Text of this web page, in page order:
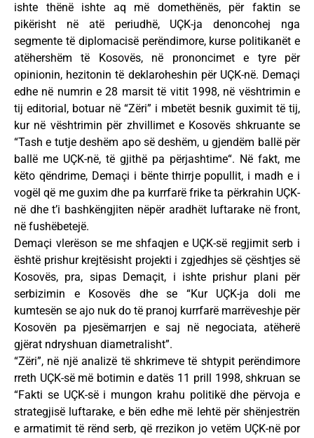
ishte thënë ishte aq më domethënës, për faktin se
pikërisht në atë periudhë, UÇK-ja denoncohej nga
segmente të diplomacisë perëndimore, kurse politikanët e
atëhershëm të Kosovës, në prononcimet e tyre për
opinionin, hezitonin të deklaroheshin për UÇK-në. Demaçi
edhe në numrin e 28 marsit të vitit 1998, në vështrimin e
tij editorial, botuar në “Zëri” i mbetët besnik guximit të tij,
kur në vështrimin për zhvillimet e Kosovës shkruante se
“Tash e tutje deshëm apo së deshëm, u gjendëm ballë për
ballë me UÇK-në, të gjithë pa përjashtime“. Në fakt, me
këto qëndrime, Demaçi i bënte thirrje popullit, i madh e i
vogël që me guxim dhe pa kurrfarë frike ta përkrahin UÇK-
në dhe t’i bashkëngjiten nëpër aradhët luftarake në front,
në fushëbetejë.
Demaçi vlerëson se me shfaqjen e UÇK-së regjimit serb i
është prishur krejtësisht projekti i zgjedhjes së çështjes së
Kosovës, pra, sipas Demaçit, i ishte prishur plani për
serbizimin e Kosovës dhe se “Kur UÇK-ja doli me
kumtesën se ajo nuk do të pranoj kurrfarë marrëveshje për
Kosovën pa pjesëmarrjen e saj në negociata, atëherë
gjërat ndryshuan diametralisht”.
“Zëri”, në një analizë të shkrimeve të shtypit perëndimore
rreth UÇK-së më botimin e datës 11 prill 1998, shkruan se
“Fakti se UÇK-së i mungon krahu politikë dhe përvoja e
strategjisë luftarake, e bën edhe më lehtë për shënjestrën
e armatimit të rënd serb, që rrezikon jo vetëm UÇK-në por